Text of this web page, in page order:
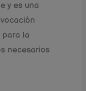
y es una
para la
necesarios